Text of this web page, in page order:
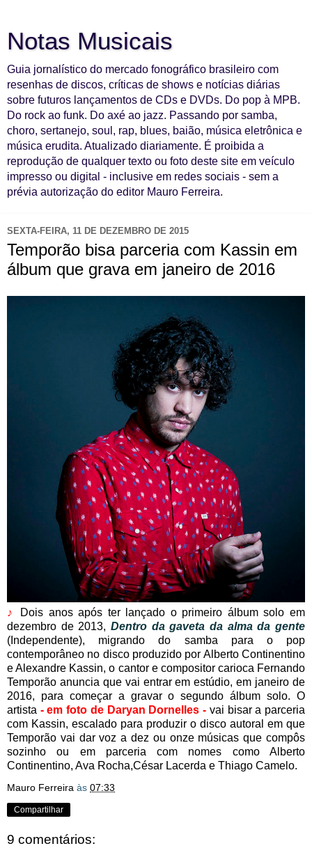
Notas Musicais
Guia jornalístico do mercado fonográfico brasileiro com
resenhas de discos, críticas de shows e notícias diárias
sobre futuros lançamentos de CDs e DVDs. Do pop à MPB.
Do rock ao funk. Do axé ao jazz. Passando por samba,
choro, sertanejo, soul, rap, blues, baião, música eletrônica e
música erudita. Atualizado diariamente. É proibida a
reprodução de qualquer texto ou foto deste site em veículo
impresso ou digital - inclusive em redes sociais - sem a
prévia autorização do editor Mauro Ferreira.
SEXTA-FEIRA, 11 DE DEZEMBRO DE 2015
Temporão bisa parceria com Kassin em
álbum que grava em janeiro de 2016
♪
Dois anos após ter lançado o primeiro álbum solo em
dezembro de 2013, Dentro da gaveta da alma da gente
(Independente), migrando do samba para o pop
contemporâneo no disco produzido por Alberto Continentino
e Alexandre Kassin, o cantor e compositor carioca Fernando
Temporão anuncia que vai entrar em estúdio, em janeiro de
2016, para começar a gravar o segundo álbum solo. O
artista - em foto de Daryan Dornelles - vai bisar a parceria
com Kassin, escalado para produzir o disco autoral em que
Temporão vai dar voz a dez ou onze músicas que compôs
sozinho ou em parceria com nomes como Alberto
Continentino, Ava Rocha,César Lacerda e Thiago Camelo.
Mauro Ferreira às 07:33
Compartilhar
9 comentários: